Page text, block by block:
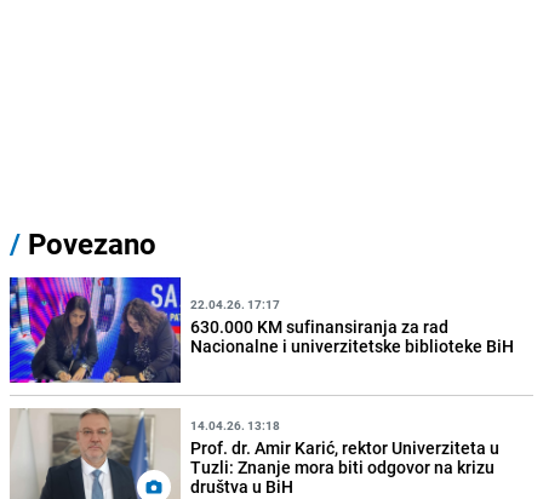
/ Povezano
22.04.26. 17:17
630.000 KM sufinansiranja za rad
Nacionalne i univerzitetske biblioteke BiH
14.04.26. 13:18
Prof. dr. Amir Karić, rektor Univerziteta u
Tuzli: Znanje mora biti odgovor na krizu
društva u BiH